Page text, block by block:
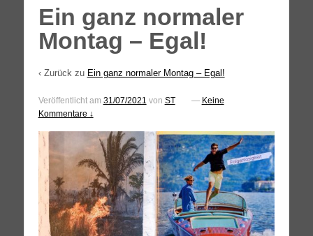
Ein ganz normaler
Montag – Egal!
‹ Zurück zu Ein ganz normaler Montag – Egal!
Veröffentlicht am 31/07/2021 von ST — Keine
Kommentare ↓